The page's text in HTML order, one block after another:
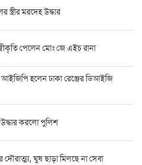
স্ত্রীর মরদেহ উদ্ধার
পেলেন মোঃ জে এইচ রানা
আইজিপি হলেন ঢাকা রেঞ্জের ডিআইজি
উদ্ধার করলো পুলিশ
ঘুষ ছাড়া মিলছে না সেবা